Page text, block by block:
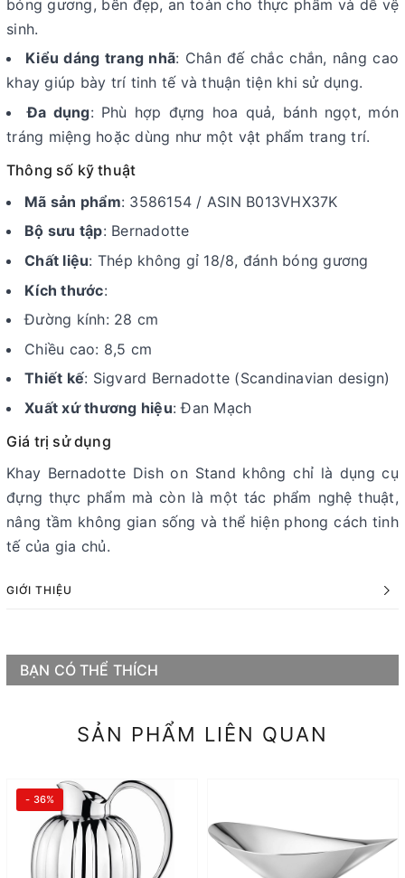
bóng gương, bền đẹp, an toàn cho thực phẩm và dễ vệ
sinh.
Kiểu dáng trang nhã: Chân đế chắc chắn, nâng cao
khay giúp bày trí tinh tế và thuận tiện khi sử dụng.
Đa dụng: Phù hợp đựng hoa quả, bánh ngọt, món
tráng miệng hoặc dùng như một vật phẩm trang trí.
Thông số kỹ thuật
Mã sản phẩm: 3586154 / ASIN B013VHX37K
Bộ sưu tập: Bernadotte
Chất liệu: Thép không gỉ 18/8, đánh bóng gương
Kích thước:
Đường kính: 28 cm
Chiều cao: 8,5 cm
Thiết kế: Sigvard Bernadotte (Scandinavian design)
Xuất xứ thương hiệu: Đan Mạch
Giá trị sử dụng
Khay Bernadotte Dish on Stand không chỉ là dụng cụ
đựng thực phẩm mà còn là một tác phẩm nghệ thuật,
nâng tầm không gian sống và thể hiện phong cách tinh
tế của gia chủ.
GIỚI THIỆU
BẠN CÓ THỂ THÍCH
SẢN PHẨM LIÊN QUAN
- 36%